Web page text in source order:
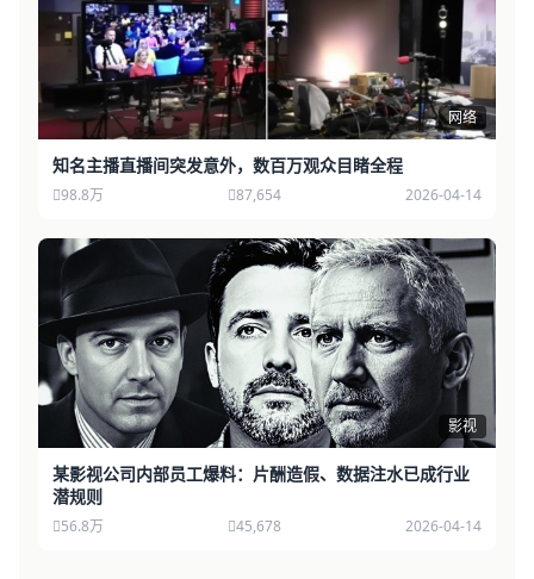
网络
知名主播直播间突发意外，数百万观众目睹全程
98.8万 87,654 2026-04-14
影视
某影视公司内部员工爆料：片酬造假、数据注水已成行业
潜规则
56.8万 45,678 2026-04-14